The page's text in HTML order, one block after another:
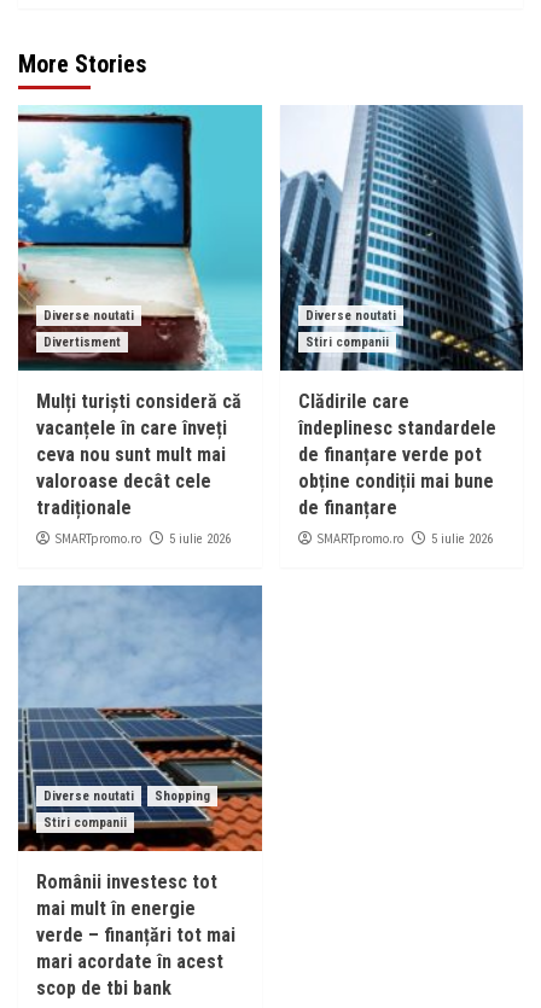
More Stories
Diverse noutati
Divertisment
Mulți turiști consideră că
vacanțele în care înveți
ceva nou sunt mult mai
valoroase decât cele
tradiționale
SMARTpromo.ro 5 iulie 2026
Diverse noutati
Stiri companii
Clădirile care
îndeplinesc standardele
de finanțare verde pot
obține condiții mai bune
de finanțare
SMARTpromo.ro 5 iulie 2026
Diverse noutati
Shopping
Stiri companii
Românii investesc tot
mai mult în energie
verde – finanțări tot mai
mari acordate în acest
scop de tbi bank